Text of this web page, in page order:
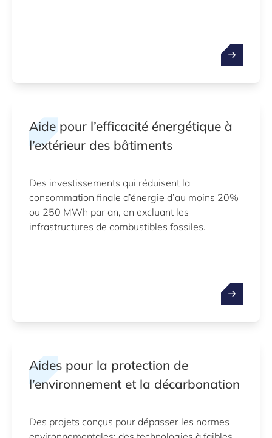
Aide pour l’efficacité énergétique à
l’extérieur des bâtiments
Des investissements qui réduisent la
consommation finale d’énergie d’au moins 20%
ou 250 MWh par an, en excluant les
infrastructures de combustibles fossiles.
Aides pour la protection de
l’environnement et la décarbonation
Des projets conçus pour dépasser les normes